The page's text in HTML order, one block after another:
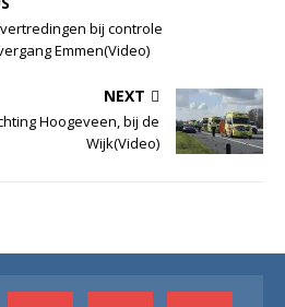
bij controle
Emmen(Video)
NEXT
Hoogeveen, bij de
Wijk(Video)